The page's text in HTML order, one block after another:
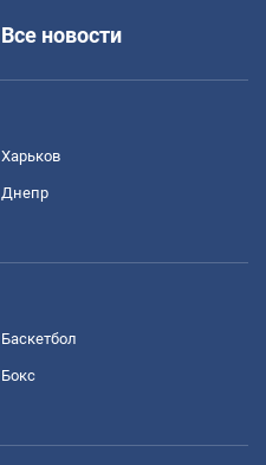
Все новости
Харьков
Днепр
Баскетбол
Бокс